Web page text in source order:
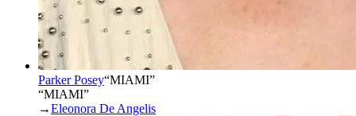
Parker Posey“MIAMI”
“MIAMI”
→Eleonora De Angelis